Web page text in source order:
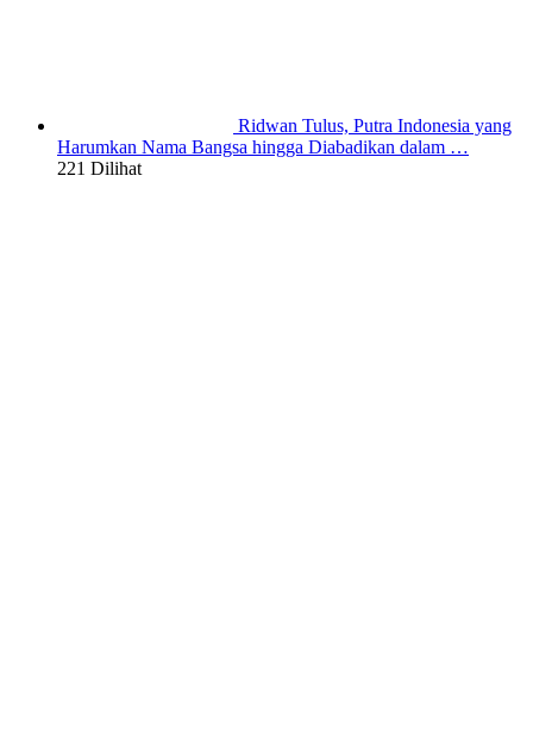
Ridwan Tulus, Putra Indonesia yang
Harumkan Nama Bangsa hingga Diabadikan dalam …
221 Dilihat